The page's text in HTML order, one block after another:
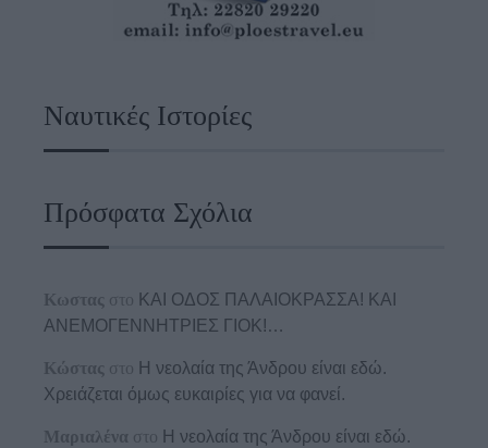
Ναυτικές Ιστορίες
Πρόσφατα Σχόλια
Κωστας στο ΚΑΙ ΟΔΟΣ ΠΑΛΑIΟΚΡΑΣΣΑ! ΚΑΙ
ΑΝΕΜΟΓΕΝΝΗΤΡΙΕΣ ΓΙΟΚ!…
Κώστας στο Η νεολαία της Άνδρου είναι εδώ.
Χρειάζεται όμως ευκαιρίες για να φανεί.
Μαριαλένα στο Η νεολαία της Άνδρου είναι εδώ.